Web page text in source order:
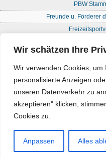
Wir schätzen Ihre
Wir verwenden Cookies, um
personalisierte Anzeigen
unseren Datenverkehr zu
akzeptieren" klicken,
Cookies zu.
Anpassen Alles
PBW
Freunde u. Förderer
Initiative
Reit- und